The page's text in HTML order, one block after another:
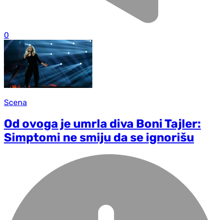
0
Scena
Od ovoga je umrla diva Boni Tajler:
Simptomi ne smiju da se ignorišu